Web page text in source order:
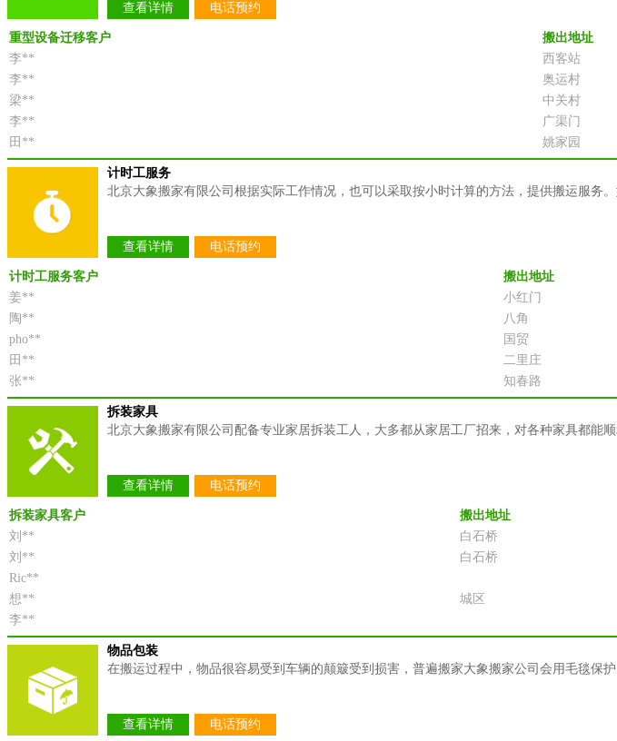
查看详情 电话预约
重型设备迁移客户 搬出地址
李**
西客站
李**
奥运村
梁**
中关村
李**
广渠门
田**
姚家园
计时工服务
北京大象搬家有限公司根据实际工作情况，也可以采取按小时计算的方法，提供搬运服务
查看详情 电话预约
计时工服务客户 搬出地址
姜**
小红门
陶**
八角
pho**
国贸
田**
二里庄
张**
知春路
拆装家具
北京大象搬家有限公司配备专业家居拆装工人，大多都从家居工厂招来，对各种家具都能
查看详情 电话预约
拆装家具客户 搬出地址
刘**
白石桥
刘**
白石桥
Ric**
想**
城区
李**
物品包装
在搬运过程中，物品很容易受到车辆的颠簸受到损害，普遍搬家大象搬家公司会用毛毯保
查看详情 电话预约